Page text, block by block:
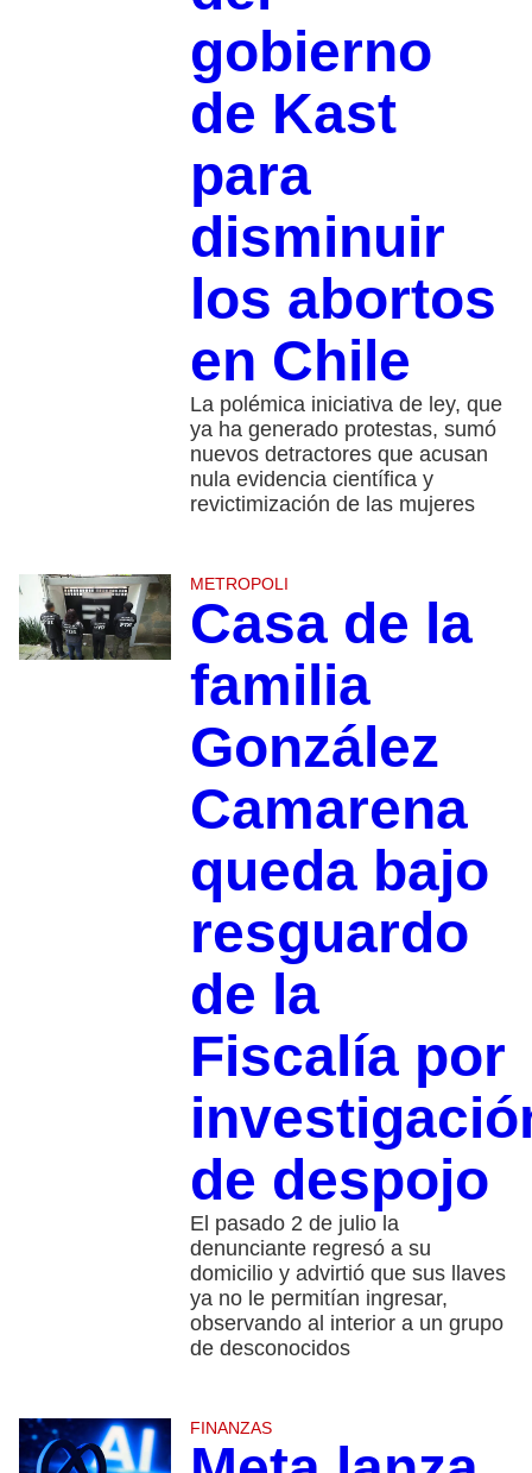
gobierno
de Kast
para
disminuir
los abortos
en Chile
La polémica iniciativa de ley, que
ya ha generado protestas, sumó
nuevos detractores que acusan
nula evidencia científica y
revictimización de las mujeres
METROPOLI
Casa de la
familia
González
Camarena
queda bajo
resguardo
de la
Fiscalía por
de despojo
El pasado 2 de julio la
denunciante regresó a su
domicilio y advirtió que sus llaves
ya no le permitían ingresar,
observando al interior a un grupo
de desconocidos
FINANZAS